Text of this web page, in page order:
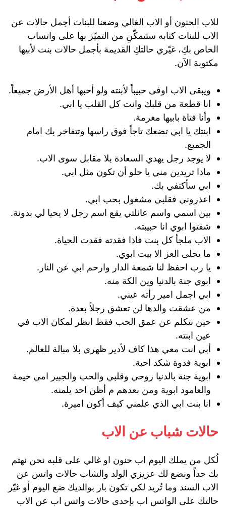
للاب الحنون أو الاب الغالي وضعنا للبنات أجمل حالات عن
الاب للبنات كتابه ستتمكّنِ من التميّز بها على واتساب
الخاص بكِ، غيّري حالتكِ القديمة بأجمل حالات بنت لأبيها
مكتوبة الآن.
ويبقى الاب اوفى حبيباً لأبنته ولو أحبها أهل الأرض جميعاً.
انا قطعة من قلبك وانت كل القلب يا ابي.
وأنا فتاة بابيها مغرمة.
ابنتك يا ابي تضعك تاجاً فوق راسها وتتفاخر بك امام
الجميع.
لا يوجد رجل يهدي السعادة بلا مقابل سوى الاب.
ماذا تريدين مني يا حلو أن تكون مثل ابي.
ابي سأكتفي بك.
اعذروني فقلبي مشغول بحب ابي.
بين اسمي واسم عائلتي يقع اسم رجل لا يحيا لي بدونة.
شفتوا ابوي انا حبيبته.
الاب ملجأ كل بنت فاذا فقدته فقدت الحياة.
ما يحلى العز الا بيت ابوي.
يا رب احفظ لنا شمعة الدار وارحم ابي عن النار.
ابوي جنة بالدنيا وين الكة منه.
ابي اجمل امير رأته عيني.
من عشقت والدها لن تعشق رجلاً بعدة.
حين نتكلم عن عمق الحب فقط انظر لمكان الاب في
عين ابنته.
أبي انت معي هذا كاف لأدير ظهري بلا مبالة للعالم.
ابوية فدوة شكد احبة.
ابوية جنة بالدنيا روحي وقلبي والحب والجبير امي خيمة
والعامود ابوية ومن بعدهم م أظن احد يلمنه.
انا بنت ابي الذي علمني كيف أكون اميرة.
حالات شباب عن الاب
لُكل من يملك اليوم اب حنون او غالي على قلبه نحن نهتم
بك جداً ونضع لك عزيزي الولد والشاب حالات واتس عن
الاب السند وما تُريد لكي تكون بار بوالديك ضع اليوم أو غيّر
حالتك على الواتس اب بإحدى حالات واتس اب عن الاب